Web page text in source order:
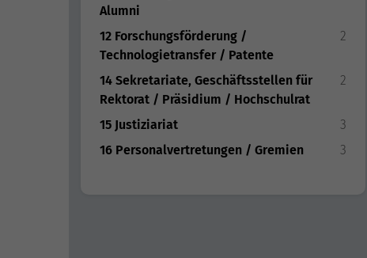
Alumni
12 Forschungsförderung /
Technologietransfer / Patente
2
14 Sekretariate, Geschäftsstellen für
Rektorat / Präsidium / Hochschulrat
2
15 Justiziariat
3
16 Personalvertretungen / Gremien
3